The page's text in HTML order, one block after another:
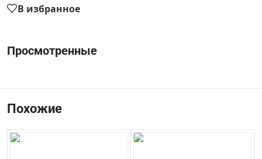
В избранное
Просмотренные
Похожие